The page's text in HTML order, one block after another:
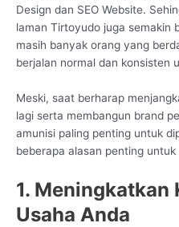
Design dan SEO Website.
laman Tirtoyudo juga semakin
masih banyak orang yang
berjalan normal dan konsisten
Meski, saat berharap
lagi serta membangun brand
amunisi paling penting untuk
beberapa alasan penting
1. Meningkatkan
Usaha Anda